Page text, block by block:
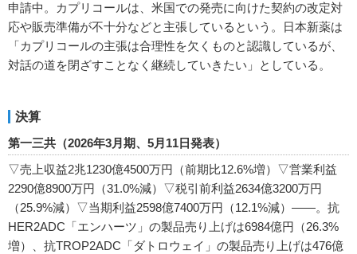
申請中。カプリコールは、米国での発売に向けた契約の改定対
応や販売準備が不十分などと主張しているという。日本新薬は
「カプリコールの主張は合理性を欠くものと認識しているが、
対話の道を閉ざすことなく継続していきたい」としている。
決算
第一三共（2026年3月期、5月11日発表）
▽売上収益2兆1230億4500万円（前期比12.6%増）▽営業利益
2290億8900万円（31.0%減）▽税引前利益2634億3200万円
（25.9%減）▽当期利益2598億7400万円（12.1%減）――。抗
HER2ADC「エンハーツ」の製品売り上げは6984億円（26.3%
増）、抗TROP2ADC「ダトロウェイ」の製品売り上げは476億